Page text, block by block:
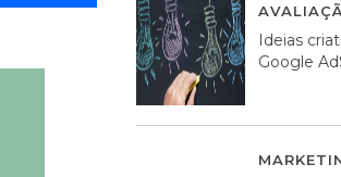
Ideias
Google